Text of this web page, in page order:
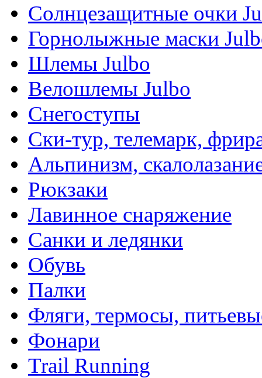
Солнцезащитные очки
Горнолыжные маски
Шлемы Julbo
Велошлемы Julbo
Снегоступы
Ски-тур, телемарк,
Альпинизм,
Рюкзаки
Лавинное снаряжение
Санки и ледянки
Обувь
Палки
Фляги, термосы,
Фонари
Trail Running